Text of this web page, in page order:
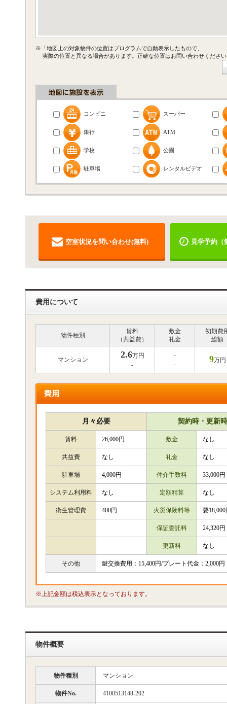
※「地図上の対象物件の位置はプログラムで自動表示したもので、
実際の位置と異なる場合があります。正確な位置はお問い合わせくださ
コンビニ スーパー
銀行 ATM
学校 公園
駐車場 レンタルビデオ
空室状況を問い合わせ(無料) 見学予約（
費用について
物件種別
賃料
（共益費）
敷金
礼金
初期費
総額
マンション 2.6万円
-
-
-
9万円
月々必要 契約時・更新時
賃料 26,000円 敷金 なし
共益費 なし 礼金 なし
駐車場 4,000円 仲介手数料 33,000円
システム利用料 なし 定額精算 なし
衛生管理費 400円 火災保険料等 要18,000
保証委託料 24,320円
更新料 なし
その他 鍵交換費用：15,400円/プレート代金：2,000円
※上記金額は税込表示となっております。
物件概要
物件種別 マンション
物件No. 4100513148-202